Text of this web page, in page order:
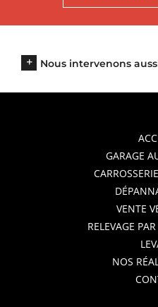
Nous intervenons
GARAGE
VENTE
RELEVAGE
NOS